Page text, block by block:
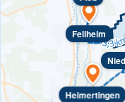
Fellheim
Heimertingen